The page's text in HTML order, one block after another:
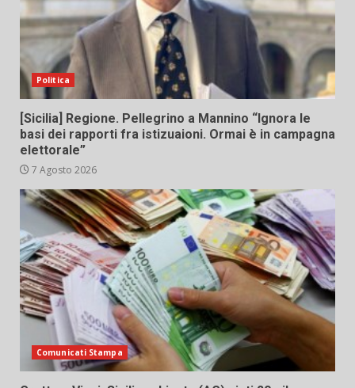
Politica
[Sicilia] Regione. Pellegrino a Mannino “Ignora le
basi dei rapporti fra istizuaioni. Ormai è in campagna
elettorale”
7 Agosto 2026
Comunicati Stampa